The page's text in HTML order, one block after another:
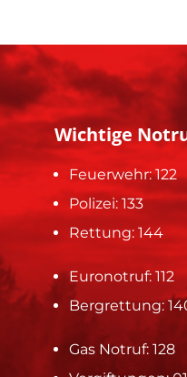
Wichtige
Feuerwehr: 122
Polizei: 133
Rettung: 144
Euronotruf: 112
Bergrettung:
Gas Notruf: 128